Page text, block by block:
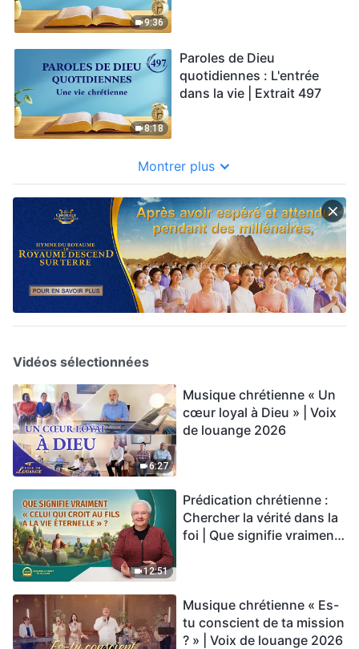
9:36
8:18
Paroles de Dieu
quotidiennes : L'entrée
dans la vie | Extrait 497
Montrer plus
Vidéos sélectionnées
6:27
Musique chrétienne « Un
cœur loyal à Dieu » | Voix
de louange 2026
12:51
Prédication chrétienne :
Chercher la vérité dans la
foi | Que signifie vraiment
Musique chrétienne « Es-
tu conscient de ta mission
? » | Voix de louange 2026